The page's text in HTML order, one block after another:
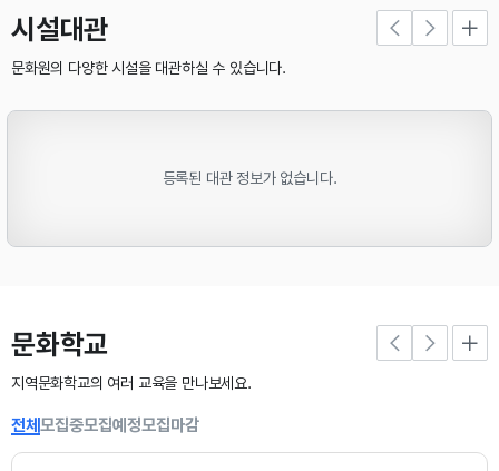
시설대관
문화원의 다양한 시설을 대관하실 수 있습니다.
등록된 대관 정보가 없습니다.
문화학교
지역문화학교의 여러 교육을 만나보세요.
전체모집중모집예정모집마감